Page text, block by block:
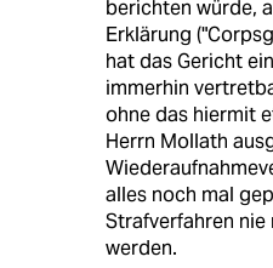
berichten würde,
Erklärung
hat das Gericht
immerhin
ohne das hiermit
Herrn Mollath
alles noch mal
Strafverfahren
werden.